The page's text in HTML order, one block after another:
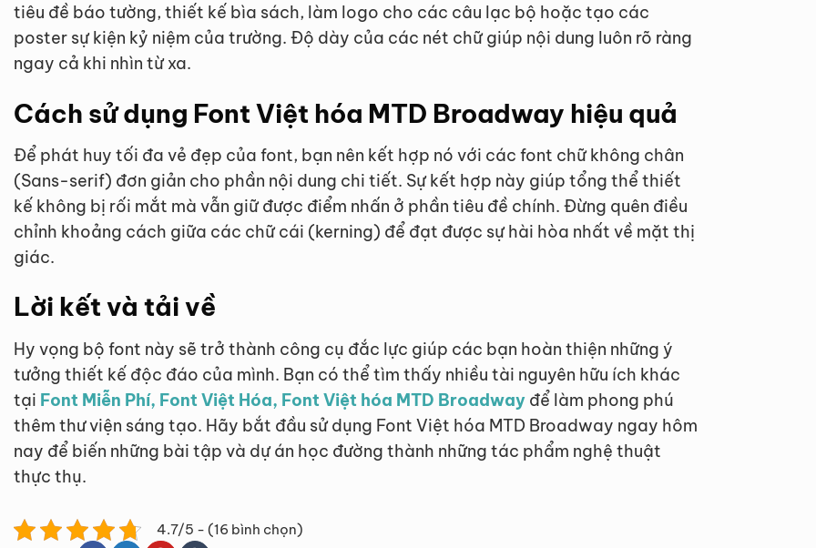
tiêu đề báo tường, thiết kế bìa sách, làm logo cho các câu lạc bộ hoặc tạo các
poster sự kiện kỷ niệm của trường. Độ dày của các nét chữ giúp nội dung luôn rõ ràng
ngay cả khi nhìn từ xa.
Cách sử dụng Font Việt hóa MTD Broadway hiệu quả
Để phát huy tối đa vẻ đẹp của font, bạn nên kết hợp nó với các font chữ không chân
(Sans-serif) đơn giản cho phần nội dung chi tiết. Sự kết hợp này giúp tổng thể thiết
kế không bị rối mắt mà vẫn giữ được điểm nhấn ở phần tiêu đề chính. Đừng quên điều
chỉnh khoảng cách giữa các chữ cái (kerning) để đạt được sự hài hòa nhất về mặt thị
giác.
Lời kết và tải về
Hy vọng bộ font này sẽ trở thành công cụ đắc lực giúp các bạn hoàn thiện những ý
tưởng thiết kế độc đáo của mình. Bạn có thể tìm thấy nhiều tài nguyên hữu ích khác
tại Font Miễn Phí, Font Việt Hóa, Font Việt hóa MTD Broadway để làm phong phú
thêm thư viện sáng tạo. Hãy bắt đầu sử dụng Font Việt hóa MTD Broadway ngay hôm
nay để biến những bài tập và dự án học đường thành những tác phẩm nghệ thuật
thực thụ.
4.7/5 - (16 bình chọn)